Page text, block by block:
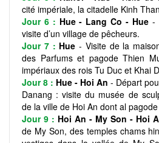
cité impériale, la citadelle Kinh
Jour 6 : Hue - Lang Co - Hue -
visite d’un village de pêcheurs.
Jour 7 : Hue - Visite de la
des Parfums et pagode Thien
impériaux des rois Tu Duc et Khai
Jour 8 : Hue - Hoi An - Départ
Danang : visite du musée de
de la ville de Hoi An dont al
Jour 9 : Hoi An - My Son - Hoi
de My Son, des temples chams